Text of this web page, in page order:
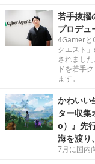
若手抜
プロデュ
4Gamerと
クエスト
されまし
ドを若手
ます。
かわいい
ター収集
o）』先
海を渡り
7月に国内